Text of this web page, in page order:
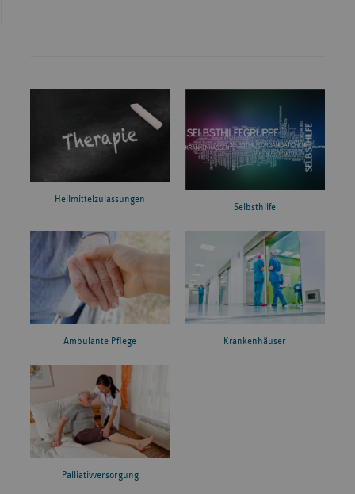
Heilmittelzulassungen
Selbsthilfe
Ambulante Pflege Krankenhäuser
Palliativversorgung